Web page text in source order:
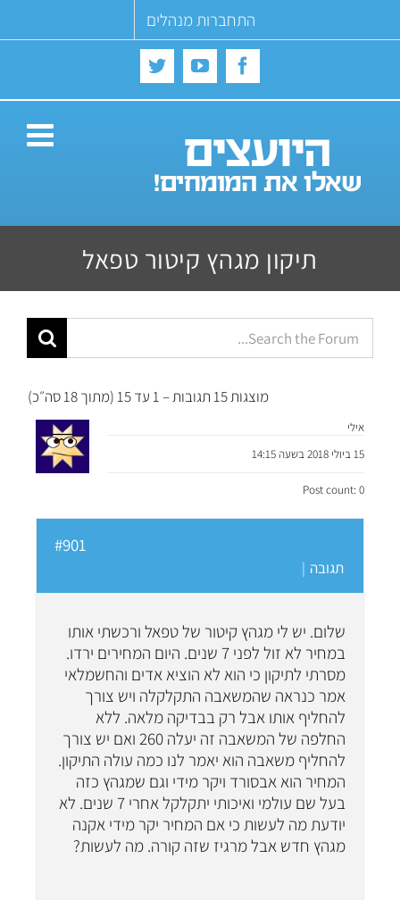
התחברות מנהלים
Facebook
YouTube
Twitter
תיקון מגהץ קיטור טפאל
מוצגות 15 תגובות – 1 עד 15 (מתוך 18 סה״כ)
אילי
15 ביולי 2018 בשעה 14:15
Post count: 0
#901
תגובה |
שלום. יש לי מגהץ קיטור של טפאל ורכשתי אותו
במחיר לא זול לפני 7 שנים. היום המחירים ירדו.
מסרתי לתיקון כי הוא לא הוציא אדים והחשמלאי
אמר כנראה שהמשאבה התקלקלה ויש צורך
להחליף אותו אבל רק בבדיקה מלאה. ללא
החלפה של המשאבה זה יעלה 260 ואם יש צורך
להחליף משאבה הוא יאמר לנו כמה עולה התיקון.
המחיר הוא אבסורד ויקר מידי וגם שמגהץ כזה
בעל שם עולמי ואיכותי יתקלקל אחרי 7 שנים. לא
יודעת מה לעשות כי אם המחיר יקר מידי אקנה
מגהץ חדש אבל מרגיז שזה קורה. מה לעשות?